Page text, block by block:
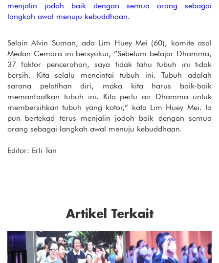
menjalin jodoh baik dengan semua orang sebagai
langkah awal menuju kebuddhaan.
Selain Alvin Suman, ada Lim Huey Mei (60), komite asal
Medan Cemara ini bersyukur, “Sebelum belajar Dhamma,
37 faktor pencerahan, saya tidak tahu tubuh ini tidak
bersih. Kita selalu mencintai tubuh ini. Tubuh adalah
sarana pelatihan diri, maka kita harus baik-baik
memanfaatkan tubuh ini. Kita perlu air Dhamma untuk
membersihkan tubuh yang kotor,” kata Lim Huey Mei. Ia
pun bertekad terus menjalin jodoh baik dengan semua
orang sebagai langkah awal menuju kebuddhaan.
Editor: Erli Tan
Artikel Terkait